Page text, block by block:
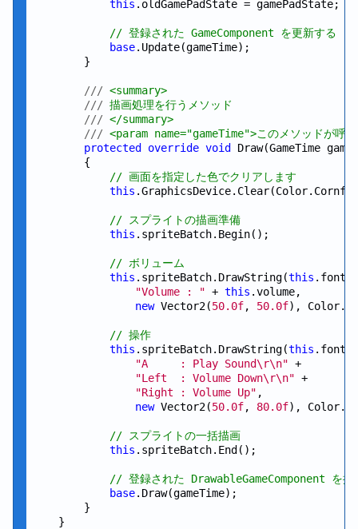
this .oldGamePadState = gamePadState;
// 登録された GameComponent を更新する
base.Update(gameTime);
        }
/// <summary>
/// 描画処理を行うメソッド
/// </summary>
/// <param name="gameTime">このメソッドが呼
protected
override void
Draw(GameTime
        {
// 画面を指定した色でクリアします
this
// スプライトの描画準備
this .spriteBatch.Begin();
// ボリューム
this .spriteBatch.DrawString(this .font,
"Volume : " + this .volume,
new Vector2(50.0f, 50.0f),
// 操作
this .spriteBatch.DrawString(this .font,
"A     : Play Sound\r\n" +
"Left  : Volume Down\r\n" +
"Right : Volume Up" ,
new Vector2(50.0f, 80.0f),
// スプライトの一括描画
this .spriteBatch.End();
// 登録された DrawableGameComponent を描
base.Draw(gameTime);
        }
    }